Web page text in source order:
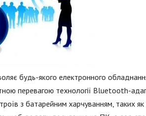
будь-якого електронного
перевагою технології Bluetooth-
з батарейним харчуванням, таких як